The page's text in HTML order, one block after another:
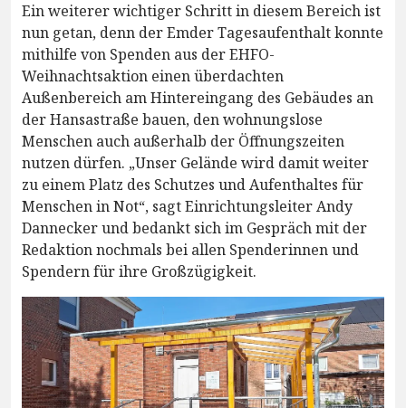
Ein weiterer wichtiger Schritt in diesem Bereich ist
nun getan, denn der Emder Tagesaufenthalt konnte
mithilfe von Spenden aus der EHFO-
Weihnachtsaktion einen überdachten
Außenbereich am Hintereingang des Gebäudes an
der Hansastraße bauen, den wohnungslose
Menschen auch außerhalb der Öffnungszeiten
nutzen dürfen. „Unser Gelände wird damit weiter
zu einem Platz des Schutzes und Aufenthaltes für
Menschen in Not“, sagt Einrichtungsleiter Andy
Dannecker und bedankt sich im Gespräch mit der
Redaktion nochmals bei allen Spenderinnen und
Spendern für ihre Großzügigkeit.